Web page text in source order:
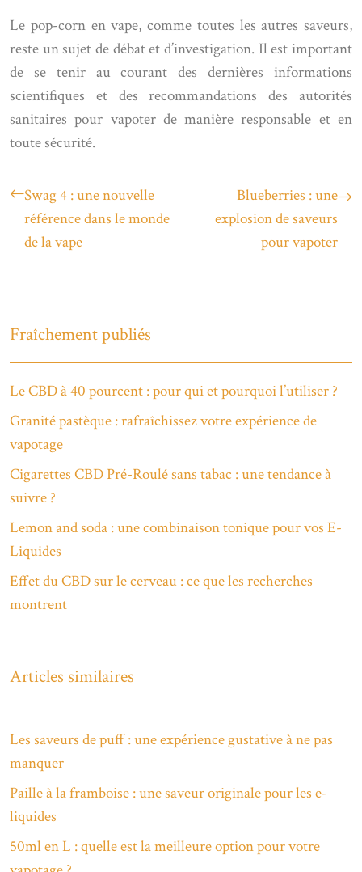
Le pop-corn en vape, comme toutes les autres saveurs,
reste un sujet de débat et d’investigation. Il est important
de se tenir au courant des dernières informations
scientifiques et des recommandations des autorités
sanitaires pour vapoter de manière responsable et en
toute sécurité.
Swag 4 : une nouvelle
référence dans le monde
de la vape
Blueberries : une
explosion de saveurs
pour vapoter
Fraîchement publiés
Le CBD à 40 pourcent : pour qui et pourquoi l’utiliser ?
Granité pastèque : rafraîchissez votre expérience de
vapotage
Cigarettes CBD Pré-Roulé sans tabac : une tendance à
suivre ?
Lemon and soda : une combinaison tonique pour vos E-
Liquides
Effet du CBD sur le cerveau : ce que les recherches
montrent
Articles similaires
Les saveurs de puff : une expérience gustative à ne pas
manquer
Paille à la framboise : une saveur originale pour les e-
liquides
50ml en L : quelle est la meilleure option pour votre